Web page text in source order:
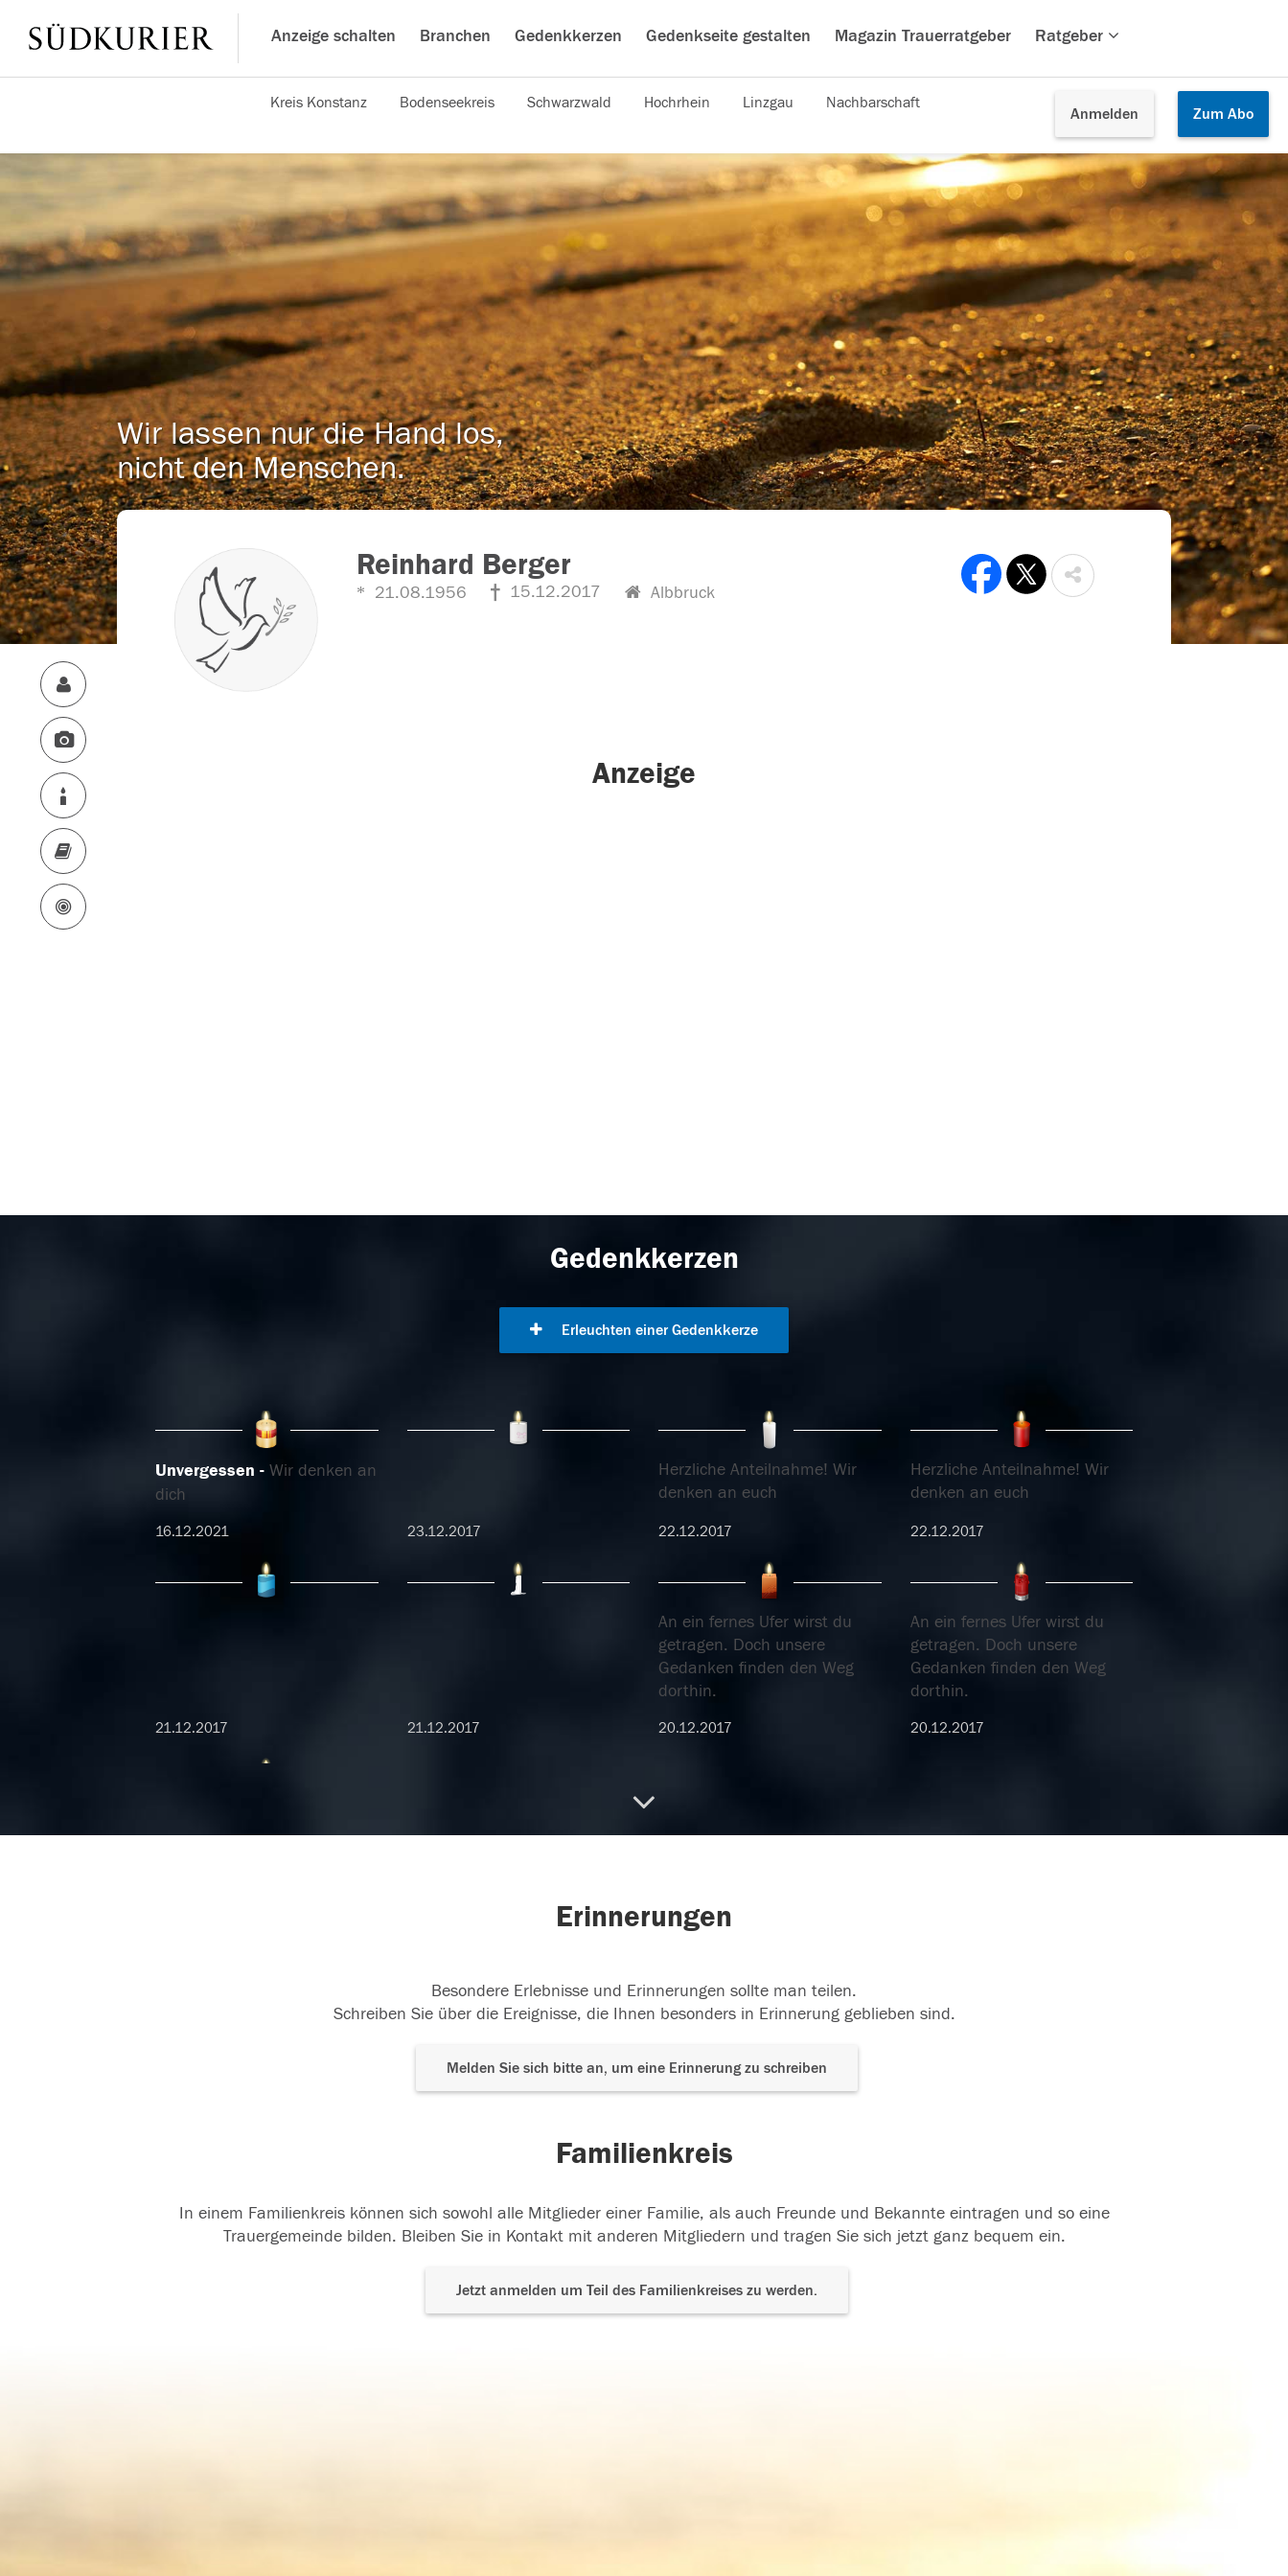
Anzeige schalten Branchen Gedenkkerzen Gedenkseite gestalten Magazin Trauerratgeber Ratgeber
Anmelden Zum Abo
Kreis Konstanz Bodenseekreis Schwarzwald Hochrhein Linzgau Nachbarschaft
Wir lassen nur die Hand los,
nicht den Menschen.
Reinhard Berger
21.08.1956 15.12.2017 Albbruck
Anzeige
Gedenkkerzen
Erleuchten einer Gedenkkerze
Unvergessen
Wir denken an
dich
16.12.2021 23.12.2017
Herzliche Anteilnahme! Wir
denken an euch
22.12.2017
Herzliche Anteilnahme! Wir
denken an euch
22.12.2017
21.12.2017 21.12.2017
An ein fernes Ufer wirst du
getragen. Doch unsere
Gedanken finden den Weg
dorthin.
20.12.2017
An ein fernes Ufer wirst du
getragen. Doch unsere
Gedanken finden den Weg
dorthin.
20.12.2017
20.12.2017
Erinnerungen
Besondere Erlebnisse und Erinnerungen sollte man teilen.
Schreiben Sie über die Ereignisse, die Ihnen besonders in Erinnerung geblieben sind.
Melden Sie sich bitte an, um eine Erinnerung zu schreiben
Familienkreis
In einem Familienkreis können sich sowohl alle Mitglieder einer Familie, als auch Freunde und Bekannte eintragen und so eine
Trauergemeinde bilden. Bleiben Sie in Kontakt mit anderen Mitgliedern und tragen Sie sich jetzt ganz bequem ein.
Jetzt anmelden um Teil des Familienkreises zu werden.